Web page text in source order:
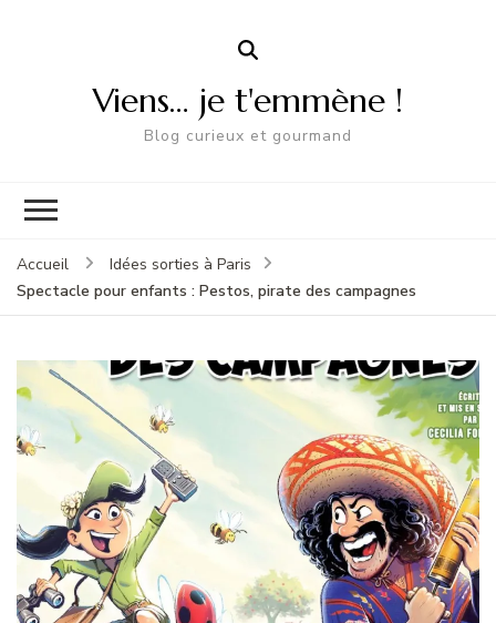
Viens… je t'emmène !
Blog curieux et gourmand
Accueil
Idées sorties à Paris
Spectacle pour enfants : Pestos, pirate des campagnes